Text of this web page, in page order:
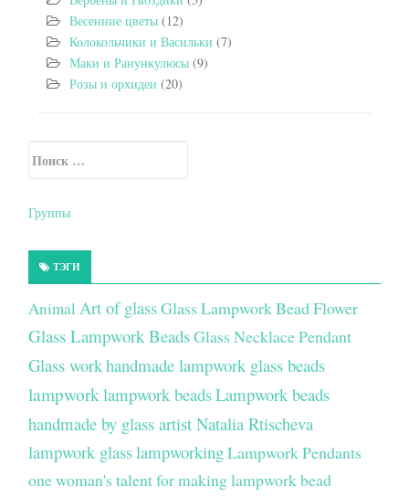
Весенние цветы (12)
Колокольчики и Васильки (7)
Маки и Ранункулюсы (9)
Розы и орхидеи (20)
Secondary Sidebar
Искать:
Группы
ТЭГИ
Animal Art of glassGlass Lampwork Bead Flower
Glass Lampwork BeadsGlass Necklace Pendant
Glass workhandmade lampwork glass beads
lampworklampwork beadsLampwork beads
handmade by glass artist Natalia Rtischeva
lampwork glasslampworkingLampwork Pendants
one woman's talent for making lampwork bead